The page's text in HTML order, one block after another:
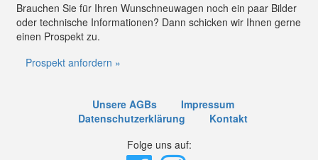
Brauchen Sie für Ihren Wunschneuwagen noch ein paar Bilder
oder technische Informationen? Dann schicken wir Ihnen gerne
einen Prospekt zu.
Prospekt anfordern »
Unsere AGBs
Impressum
Datenschutzerklärung
Kontakt
Folge uns auf: